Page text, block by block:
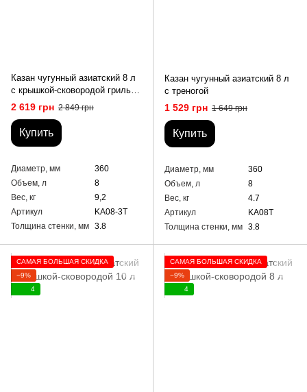
Казан чугунный азиатский 8 л
с крышкой-сковородой гриль и
треногой
2 619 грн 2 849 грн
Купить
Диаметр, мм
360
Объем, л
8
Вес, кг
9,2
Артикул
KA08-3T
Толщина стенки, мм 3.8
Казан чугунный азиатский 8 л
с треногой
1 529 грн 1 649 грн
Купить
Диаметр, мм
360
Объем, л
8
Вес, кг
4.7
Артикул
KA08T
Толщина стенки, мм 3.8
САМАЯ БОЛЬШАЯ СКИДКА
−9%
4
САМАЯ БОЛЬШАЯ СКИДКА
−9%
4